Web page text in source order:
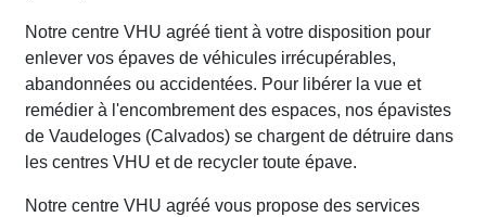
Notre centre VHU agréé tient à votre disposition pour
enlever vos épaves de véhicules irrécupérables,
abandonnées ou accidentées. Pour libérer la vue et
remédier à l'encombrement des espaces, nos épavistes
de Vaudeloges (Calvados) se chargent de détruire dans
les centres VHU et de recycler toute épave.
Notre centre VHU agréé vous propose des services